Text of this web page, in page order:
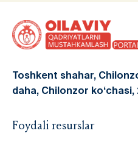
Toshkent shahar,
daha, Chilonzor ko‘chasi,
Foydali resurslar